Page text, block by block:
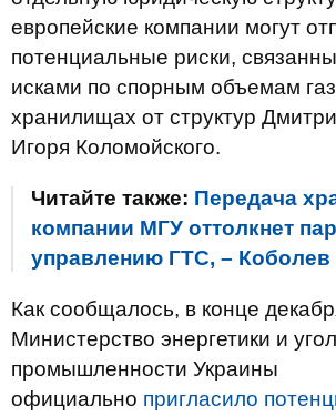
европейские компании могут
потенциальные риски,
исками по спорным объемам
хранилищах от структур
Игоря Коломойского.
Читайте также: Передача
компании МГУ оттолкнет
управлению ГТС, – Коболев
Как сообщалось, в конце
Министерство энергетики и
промышленности Украины
официально пригласило